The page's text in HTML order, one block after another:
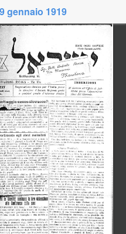
gennaio 1919